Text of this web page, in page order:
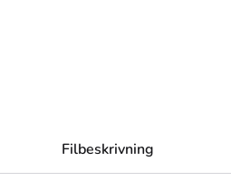
Filbeskrivning